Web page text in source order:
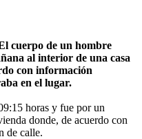
cuerpo de un hombre
al interior de una casa
con información
en el lugar.
horas y fue por un
donde, de acuerdo con
de calle.